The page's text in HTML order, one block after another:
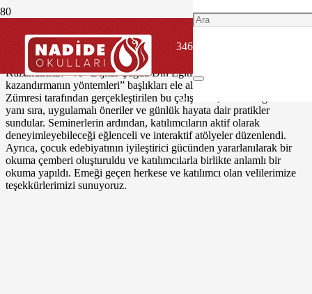
346
70
70
Değer Eğitimi Çalışmalarımız kapsamında, çağımız ailesinde din
eğitimi konulu atölye çalışmaları tamamlandı. Dört ayrı oturum
şeklinde düzenlenen çalışmamızda “Çocuklarımıza İnanç Konularını
Nasıl Anlatmalıyız?”, “Çocuklarımıza İbadet Alışkanlığı Nasıl
Kazandırırız?” ve “Dijital Çağda Din Eğitimi Müslümanca Bakış
kazandırmanın yöntemleri” başlıkları ele alındı. Değer Eğitimi
Zümresi tarafından gerçekleştirilen bu çalışmada, teorik bilgilerin
yanı sıra, uygulamalı öneriler ve günlük hayata dair pratikler
sundular. Seminerlerin ardından, katılımcıların aktif olarak
deneyimleyebileceği eğlenceli ve interaktif atölyeler düzenlendi.
Ayrıca, çocuk edebiyatının iyileştirici gücünden yararlanılarak bir
okuma çemberi oluşturuldu ve katılımcılarla birlikte anlamlı bir
okuma yapıldı. Emeği geçen herkese ve katılımcı olan velilerimize
teşekkürlerimizi sunuyoruz.